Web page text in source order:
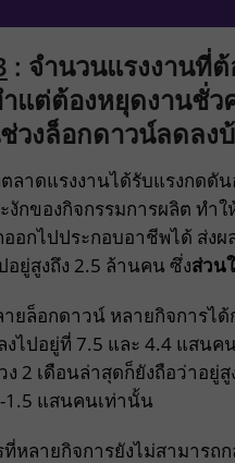
: จำนวนแรงงานที่
แต่ต้องหยุดงานชั่ว
วงล็อกดาวน์ลดลง
ลาดแรงงานได้รับแรงกดดั
กของกิจกรรมการผลิต ทำ
อกไปประกอบอาชีพได้ ส่ง
ยู่สูงถึง 2.5 ล้านคน ซึ่งส่วน
ยล็อกดาวน์ หลายกิจการไ
ไปอยู่ที่ 7.5 และ 4.4 แสน
2 เดือนล่าสุดก็ยังถือว่าอยู่
1.5 แสนคนเท่านั้น
หลายกิจการยังไม่สามารถ